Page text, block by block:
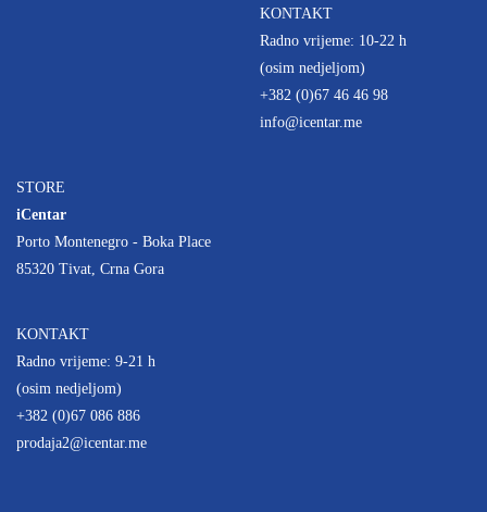
KONTAKT
Radno vrijeme: 10-22 h
(osim nedjeljom)
+382 (0)67 46 46 98
info@icentar.me
STORE
iCentar
Porto Montenegro - Boka Place
85320 Tivat, Crna Gora
KONTAKT
Radno vrijeme: 9-21 h
(osim nedjeljom)
+382 (0)67 086 886
prodaja2@icentar.me